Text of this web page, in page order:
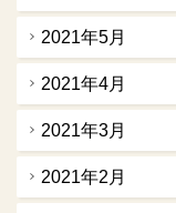
2021年5月
2021年4月
2021年3月
2021年2月